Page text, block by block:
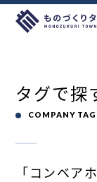
タグで探
COMPANY TAG
「コンベア